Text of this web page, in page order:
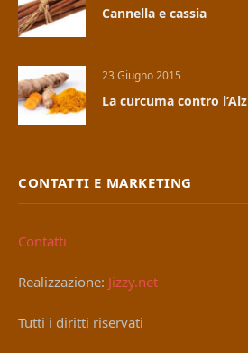
Cannella e cassia
23 Giugno 2015
La curcuma contro
CONTATTI E MARKETING
Contatti
Realizzazione: Jizzy.net
Tutti i diritti riservati